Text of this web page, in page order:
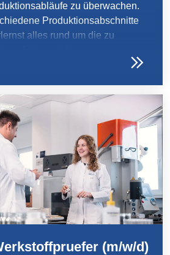
zu überwachen.
Produktionsabschnitte
alles rund um die zu
Produkt und sorgst für einen
(m/w/d)